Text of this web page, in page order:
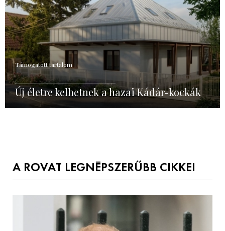
Támogatott tartalom
Új életre kelhetnek a hazai Kádár-kockák
A ROVAT LEGNÉPSZERŰBB CIKKEI